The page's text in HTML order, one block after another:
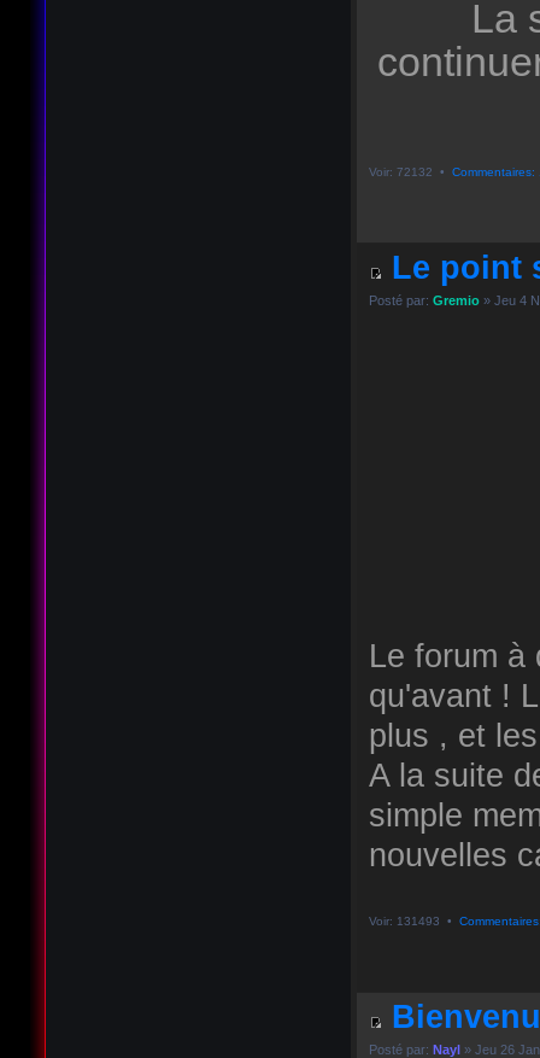
La
Voir: 72132 • Commentaires:
Le point
Posté par: Gremio» Jeu 4
Le forum à
qu'avant !
plus , et
A la suite
simple
nouvelles
Voir: 131493 •
Posté par: Nayl» Jeu 26